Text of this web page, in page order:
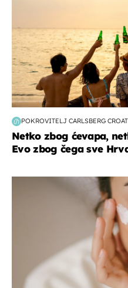
POKROVITELJ CARLSBERG
Netko zbog ćevapa,
Evo zbog čega sve
moda & ljepota